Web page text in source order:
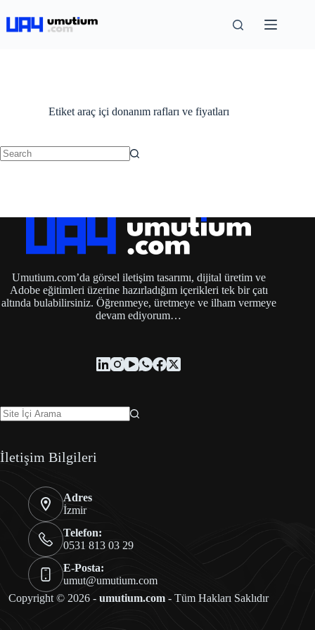
Etiketaraç içi donanım rafları ve fiyatları
Umutium.com’da görsel iletişim tasarımı, dijital üretim ve
Adobe eğitimleri üzerine hazırladığım içerikleri tek bir çatı
altında bulabilirsiniz. Öğrenmeye, üretmeye ve ilham vermeye
devam ediyorum…
İletişim Bilgileri
Adres
İzmir
Telefon:
0531 813 03 29
E-Posta:
umut@umutium.com
Copyright © 2026 -umutium.com - Tüm Hakları Saklıdır